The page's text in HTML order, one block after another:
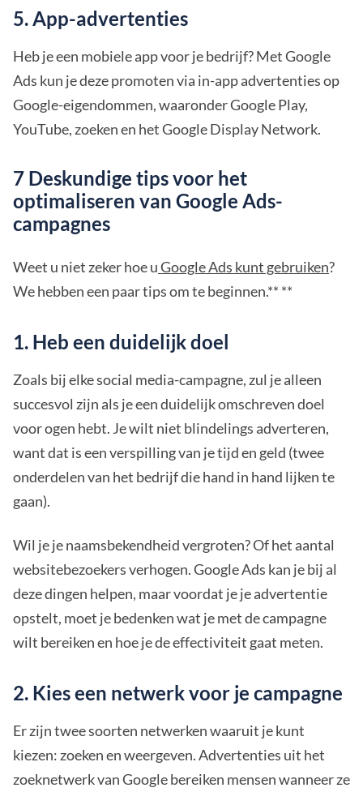
5. App-advertenties
Heb je een mobiele app voor je bedrijf? Met Google
Ads kun je deze promoten via in-app advertenties op
Google-eigendommen, waaronder Google Play,
YouTube, zoeken en het Google Display Network.
7 Deskundige tips voor het
optimaliseren van Google Ads-
campagnes
Weet u niet zeker hoe uGoogle Ads kunt gebruiken?
We hebben een paar tips om te beginnen.** **
1. Heb een duidelijk doel
Zoals bij elke social media-campagne, zul je alleen
succesvol zijn als je een duidelijk omschreven doel
voor ogen hebt. Je wilt niet blindelings adverteren,
want dat is een verspilling van je tijd en geld (twee
onderdelen van het bedrijf die hand in hand lijken te
gaan).
Wil je je naamsbekendheid vergroten? Of het aantal
websitebezoekers verhogen. Google Ads kan je bij al
deze dingen helpen, maar voordat je je advertentie
opstelt, moet je bedenken wat je met de campagne
wilt bereiken en hoe je de effectiviteit gaat meten.
2. Kies een netwerk voor je campagne
Er zijn twee soorten netwerken waaruit je kunt
kiezen: zoeken en weergeven. Advertenties uit het
zoeknetwerk van Google bereiken mensen wanneer ze